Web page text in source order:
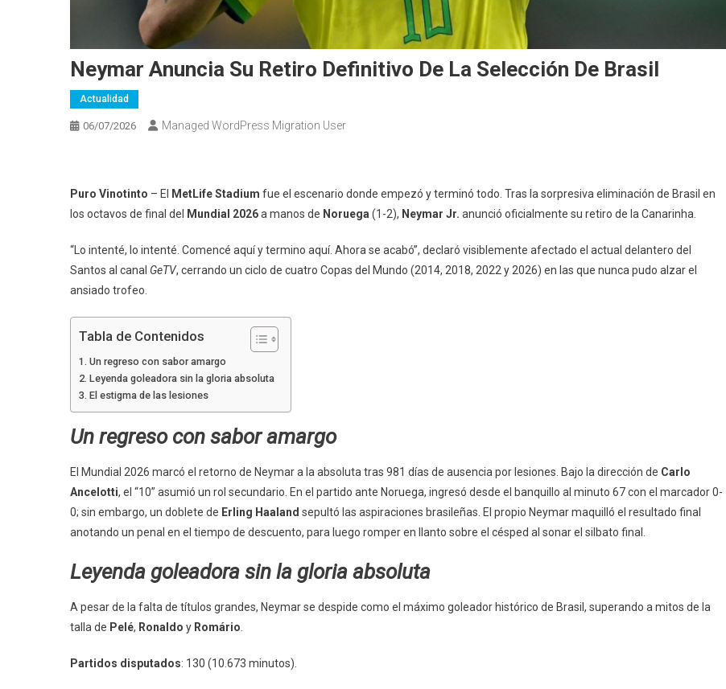
Neymar Anuncia Su Retiro Definitivo De La Selección De Brasil
Actualidad
06/07/2026 Managed WordPress Migration User
Puro Vinotinto – El MetLife Stadium fue el escenario donde empezó y terminó todo. Tras la sorpresiva eliminación de Brasil en
los octavos de final del Mundial 2026a manos de Noruega (1-2), Neymar Jr. anunció oficialmente su retiro de la Canarinha.
“Lo intenté, lo intenté. Comencé aquí y termino aquí. Ahora se acabó”, declaró visiblemente afectado el actual delantero del
Santos al canal GeTV, cerrando un ciclo de cuatro Copas del Mundo (2014, 2018, 2022 y 2026) en las que nunca pudo alzar el
ansiado trofeo.
Tabla de Contenidos
Un regreso con sabor amargo
Leyenda goleadora sin la gloria absoluta
El estigma de las lesiones
Un regreso con sabor amargo
El Mundial 2026 marcó el retorno de Neymar a la absoluta tras 981 días de ausencia por lesiones. Bajo la dirección de Carlo
Ancelotti, el “10” asumió un rol secundario. En el partido ante Noruega, ingresó desde el banquillo al minuto 67 con el marcador 0-
0; sin embargo, un doblete de Erling Haaland sepultó las aspiraciones brasileñas. El propio Neymar maquilló el resultado final
anotando un penal en el tiempo de descuento, para luego romper en llanto sobre el césped al sonar el silbato final.
Leyenda goleadora sin la gloria absoluta
A pesar de la falta de títulos grandes, Neymar se despide como el máximo goleador histórico de Brasil, superando a mitos de la
talla de Pelé, Ronaldo y Romário
Partidos disputados: 130 (10.673 minutos).